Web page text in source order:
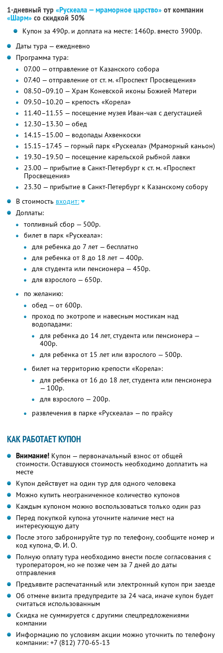
1-дневный тур «Рускеала — мраморное царство» от компании
«Шарм» со скидкой 50%
Купон за 490р. и доплата на месте: 1460р. вместо 3900р.
Даты тура — ежедневно
Программа тура:
07.00 — отправление от Казанского собора
07.40 — отправление от ст. м. «Проспект Просвещения»
08.50–09.10 — Храм Коневской иконы Божией Матери
09.50–10.20 — крепость «Корела»
11.40–11.55 — посещение музея Иван-чая с дегустацией
12.30–13.30 — обед
14.15–15.00 — водопады Ахвенкоски
15.15–17.45 — горный парк «Рускеала» (Мраморный каньон)
19.30–19.50 — посещение карельской рыбной лавки
23.00 — прибытие в Санкт-Петербург к ст. м. «Проспект
Просвещения»
23.30 — прибытие в Санкт-Петербург к Казанскому собору
В стоимость входит:
Доплаты:
топливный сбор — 500р.
билет в парк «Рускеала»:
для ребенка до 7 лет — бесплатно
для ребенка от 8 до 18 лет — 400р.
для студента или пенсионера — 450р.
для взрослого — 650р.
по желанию:
обед — от 600р.
проход по экотропе и навесным мостикам над
водопадами:
для ребенка до 14 лет, студента или пенсионера —
400р.
для ребенка от 15 лет или взрослого — 500р.
билет на территорию крепости «Корела»:
для ребенка от 16 до 18 лет, студента или пенсионера
— 100р.
для взрослого — 200р.
развлечения в парке «Рускеала» — по прайсу
КАК РАБОТАЕТ КУПОН
Внимание! Купон — первоначальный взнос от общей
стоимости. Оставшуюся стоимость необходимо доплатить на
месте
Купон действует на один тур для одного человека
Можно купить неограниченное количество купонов
Каждым купоном можно воспользоваться только один раз
Перед покупкой купона уточните наличие мест на
интересующую дату
После этого забронируйте тур по телефону, сообщите номер и
код купона,Ф. И. О.
Полную оплату тура необходимо внести после согласования с
туроператором, но не позже чем за 7 дней до даты
отправления
Предъявите распечатанный или электронный купон при заезде
Об отмене визита предупредите за 24 часа, иначе купон будет
считаться использованным
Скидка не суммируется с другими спецпредложениями
компании
Информацию по условиям акции можно уточнить по телефону
компании: +7 (812) 770-65-13